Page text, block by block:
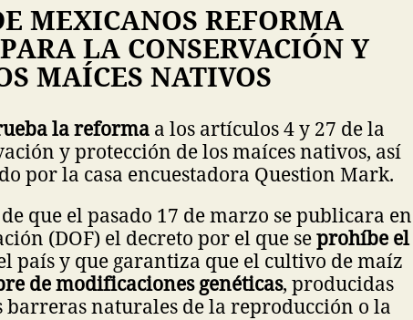
MEXICANOS REFORMA
LA CONSERVACIÓN Y
MAÍCES NATIVOS
la reforma a los artículos 4 y 27 de la
y protección de los maíces nativos, así
por la casa encuestadora Question Mark.
que el pasado 17 de marzo se publicara en
(DOF) el decreto por el que seprohíbe el
país y que garantiza que el cultivo de maíz
de modificaciones genéticas, producidas
barreras naturales de la reproducción o la